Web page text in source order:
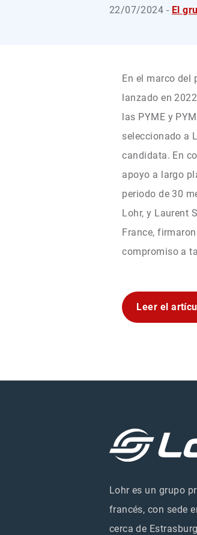
22/07/2024 - El
En el marco del
lanzado en
las PYME y
seleccionado a
candidata. En
apoyo a largo
periodo de 30
Lohr, y Laurent
France,
compromiso a
Leer el
Lohr es un grupo
francés, con sede
cerca de